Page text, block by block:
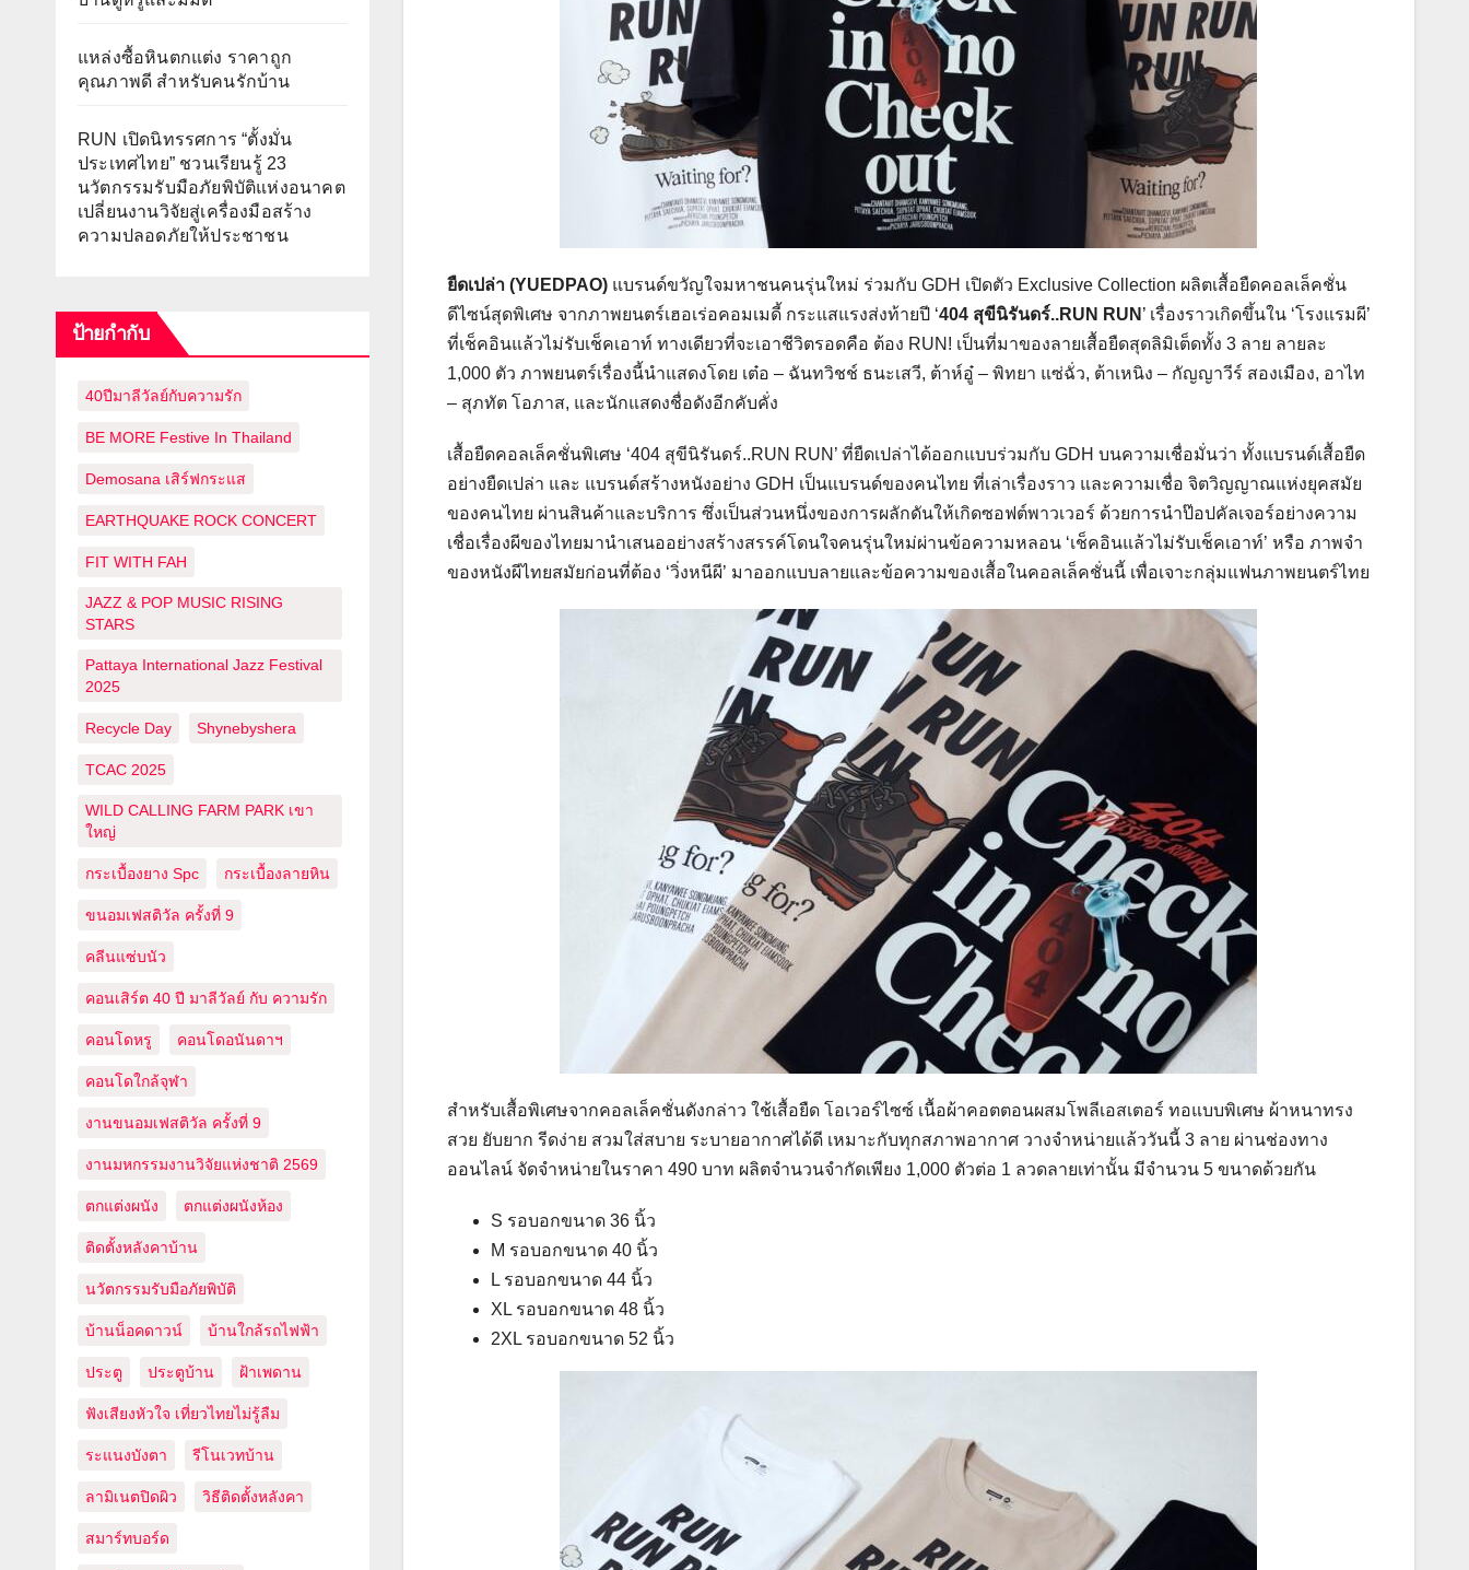
แหล่งซื้อหินตกแต่ง ราคาถูก
คุณภาพดี สำหรับคนรักบ้าน
RUN เปิดนิทรรศการ “ตั้งมั่น
ประเทศไทย” ชวนเรียนรู้ 23
นวัตกรรมรับมือภัยพิบัติแห่งอนาคต
เปลี่ยนงานวิจัยสู่เครื่องมือสร้าง
ความปลอดภัยให้ประชาชน
ป้ายกำกับ
40ปีมาลีวัลย์กับความรัก
BE MORE Festive In Thailand
Demosana เสิร์ฟกระแส
EARTHQUAKE ROCK CONCERT
FIT WITH FAH
JAZZ & POP MUSIC RISING
STARS
Pattaya International Jazz Festival
2025
Recycle Day Shynebyshera
TCAC 2025
WILD CALLING FARM PARK เขา
ใหญ่
กระเบื้องยาง Spc กระเบื้องลายหิน
ขนอมเฟสติวัล ครั้งที่ 9
คลีนแซ่บนัว
คอนเสิร์ต 40 ปี มาลีวัลย์ กับ ความรัก
คอนโดหรู คอนโดอนันดาฯ
คอนโดใกล้จุฬา
งานขนอมเฟสติวัล ครั้งที่ 9
งานมหกรรมงานวิจัยแห่งชาติ 2569
ตกแต่งผนัง ตกแต่งผนังห้อง
ติดตั้งหลังคาบ้าน
นวัตกรรมรับมือภัยพิบัติ
บ้านน็อคดาวน์ บ้านใกล้รถไฟฟ้า
ประตู ประตูบ้าน ฝ้าเพดาน
ฟังเสียงหัวใจ เที่ยวไทยไม่รู้ลืม
ระแนงบังตา รีโนเวทบ้าน
ลามิเนตปิดผิว วิธีติดตั้งหลังคา
สมาร์ทบอร์ด
ยืดเปล่า (YUEDPAO)แบรนด์ขวัญใจมหาชนคนรุ่นใหม่ ร่วมกับ GDH เปิดตัว Exclusive Collection ผลิตเสื้อยืดคอลเล็คชั่น
ดีไซน์สุดพิเศษ จากภาพยนตร์เฮอเร่อคอมเมดี้ กระแสแรงส่งท้ายปี ‘404 สุขีนิรันดร์..RUN RUN ’ เรื่องราวเกิดขึ้นใน ‘โรงแรมผี’
ที่เช็คอินแล้วไม่รับเช็คเอาท์ ทางเดียวที่จะเอาชีวิตรอดคือ ต้อง RUN! เป็นที่มาของลายเสื้อยืดสุดลิมิเต็ดทั้ง 3 ลาย ลายละ
1,000 ตัว ภาพยนตร์เรื่องนี้นำแสดงโดย เต๋อ – ฉันทวิชช์ ธนะเสวี, ต้าห์อู๋ – พิทยา แซ่ฉั่ว, ต้าเหนิง – กัญญาวีร์ สองเมือง, อาไท
– สุภทัต โอภาส, และนักแสดงชื่อดังอีกคับคั่ง
เสื้อยืดคอลเล็คชั่นพิเศษ ‘404 สุขีนิรันดร์..RUN RUN’ ที่ยืดเปล่าได้ออกแบบร่วมกับ GDH บนความเชื่อมั่นว่า ทั้งแบรนด์เสื้อยืด
อย่างยืดเปล่า และ แบรนด์สร้างหนังอย่าง GDH เป็นแบรนด์ของคนไทย ที่เล่าเรื่องราว และความเชื่อ จิตวิญญาณแห่งยุคสมัย
ของคนไทย ผ่านสินค้าและบริการ ซึ่งเป็นส่วนหนึ่งของการผลักดันให้เกิดซอฟต์พาวเวอร์ ด้วยการนำป๊อปคัลเจอร์อย่างความ
เชื่อเรื่องผีของไทยมานำเสนออย่างสร้างสรรค์โดนใจคนรุ่นใหม่ผ่านข้อความหลอน ‘เช็คอินแล้วไม่รับเช็คเอาท์’ หรือ ภาพจำ
ของหนังผีไทยสมัยก่อนที่ต้อง ‘วิ่งหนีผี’ มาออกแบบลายและข้อความของเสื้อในคอลเล็คชั่นนี้ เพื่อเจาะกลุ่มแฟนภาพยนตร์ไทย
สำหรับเสื้อพิเศษจากคอลเล็คชั่นดังกล่าว ใช้เสื้อยืด โอเวอร์ไซซ์ เนื้อผ้าคอตตอนผสมโพลีเอสเตอร์ ทอแบบพิเศษ ผ้าหนาทรง
สวย ยับยาก รีดง่าย สวมใส่สบาย ระบายอากาศได้ดี เหมาะกับทุกสภาพอากาศ วางจำหน่ายแล้ววันนี้ 3 ลาย ผ่านช่องทาง
ออนไลน์ จัดจำหน่ายในราคา 490 บาท ผลิตจำนวนจำกัดเพียง 1,000 ตัวต่อ 1 ลวดลายเท่านั้น มีจำนวน 5 ขนาดด้วยกัน
S รอบอกขนาด 36 นิ้ว
M รอบอกขนาด 40 นิ้ว
L รอบอกขนาด 44 นิ้ว
XL รอบอกขนาด 48 นิ้ว
2XL รอบอกขนาด 52 นิ้ว